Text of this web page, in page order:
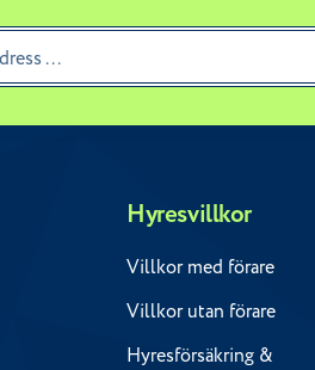
Hyresvillkor
Villkor med förare
Villkor utan förare
Hyresförsäkring &